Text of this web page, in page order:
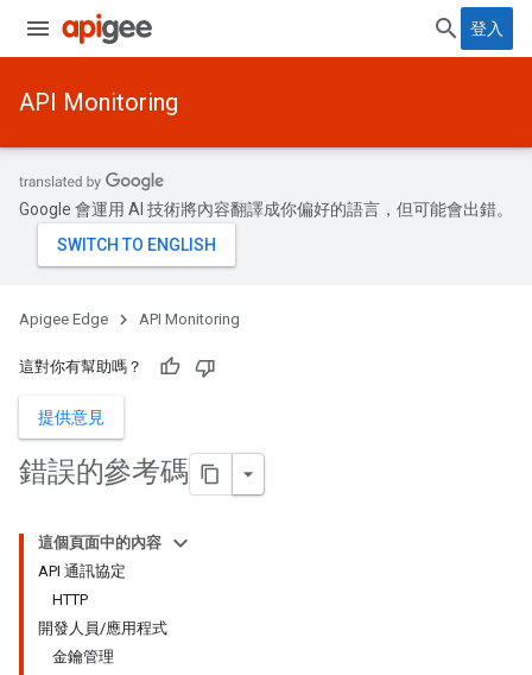
登入
API Monitoring
Google 會運用 AI 技術將內容翻譯成你偏好的語言，但可能會出錯。
Apigee Edge API Monitoring
這對你有幫助嗎？
提供意見
錯誤的參考碼
這個頁面中的內容
API 通訊協定
HTTP
開發人員/應用程式
金鑰管理